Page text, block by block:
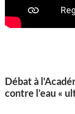
Débat à
contre l’eau «